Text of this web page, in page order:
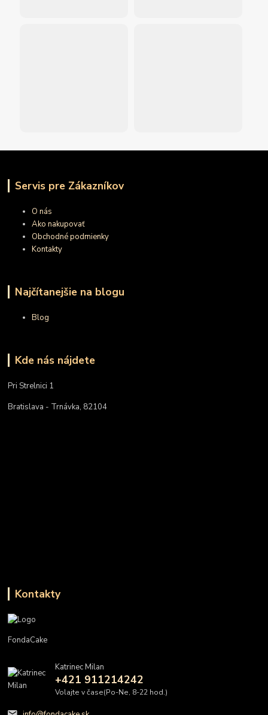
Servis pre Zákazníkov
O nás
Ako nakupovať
Obchodné podmienky
Kontakty
Najčítanejšie na blogu
Blog
Kde nás nájdete
Pri Strelnici 1
Bratislava - Trnávka, 82104
Kontakty
FondaCake
Katrinec Milan
+421 911214242
Volajte v čase(Po-Ne, 8-22 hod.)